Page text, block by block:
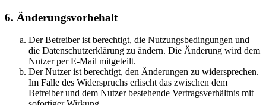
6. Änderungsvorbehalt
Der Betreiber ist berechtigt, die Nutzungsbedingungen und
die Datenschutzerklärung zu ändern. Die Änderung wird dem
Nutzer per E-Mail mitgeteilt.
Der Nutzer ist berechtigt, den Änderungen zu widersprechen.
Im Falle des Widerspruchs erlischt das zwischen dem
Betreiber und dem Nutzer bestehende Vertragsverhältnis mit